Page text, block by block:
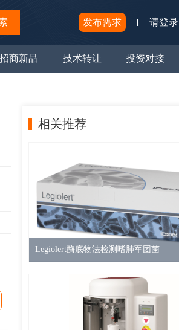
发布需求 请登录
招商新品 技术转让 投资对接
相关推荐
Legiolert酶底物法检测嗜肺军团菌